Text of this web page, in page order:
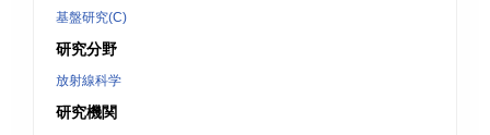
基盤研究(C)
研究分野
放射線科学
研究機関